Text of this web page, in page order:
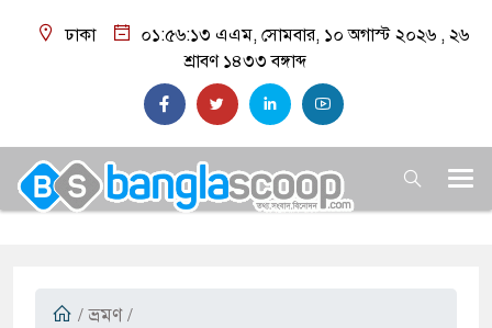
ঢাকা ০১:৫৬:১৪ এএম, সোমবার, ১০ অগাস্ট ২০২৬ , ২৬
শ্রাবণ ১৪৩৩ বঙ্গাব্দ
/ ভ্রমণ /